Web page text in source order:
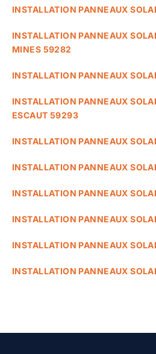
INSTALLATION PANNEAUX
INSTALLATION PANNEAUX
MINES 59282
INSTALLATION PANNEAUX
INSTALLATION PANNEAUX
ESCAUT 59293
INSTALLATION PANNEAUX
INSTALLATION PANNEAUX
INSTALLATION PANNEAUX
INSTALLATION PANNEAUX
INSTALLATION PANNEAUX
INSTALLATION PANNEAUX